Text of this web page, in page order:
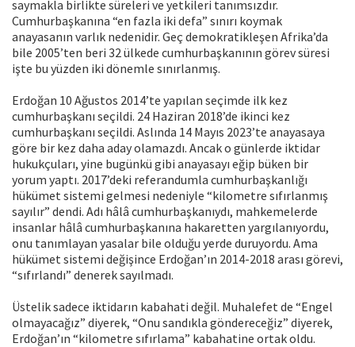
saymakla birlikte süreleri ve yetkileri tanımsızdır.
Cumhurbaşkanına “en fazla iki defa” sınırı koymak
anayasanın varlık nedenidir. Geç demokratikleşen Afrika’da
bile 2005’ten beri 32 ülkede cumhurbaşkanının görev süresi
işte bu yüzden iki dönemle sınırlanmış.
Erdoğan 10 Ağustos 2014’te yapılan seçimde ilk kez
cumhurbaşkanı seçildi. 24 Haziran 2018’de ikinci kez
cumhurbaşkanı seçildi. Aslında 14 Mayıs 2023’te anayasaya
göre bir kez daha aday olamazdı. Ancak o günlerde iktidar
hukukçuları, yine bugünkü gibi anayasayı eğip büken bir
yorum yaptı. 2017’deki referandumla cumhurbaşkanlığı
hükümet sistemi gelmesi nedeniyle “kilometre sıfırlanmış
sayılır” dendi. Adı hâlâ cumhurbaşkanıydı, mahkemelerde
insanlar hâlâ cumhurbaşkanına hakaretten yargılanıyordu,
onu tanımlayan yasalar bile olduğu yerde duruyordu. Ama
hükümet sistemi değişince Erdoğan’ın 2014-2018 arası görevi,
“sıfırlandı” denerek sayılmadı.
Üstelik sadece iktidarın kabahati değil. Muhalefet de “Engel
olmayacağız” diyerek, “Onu sandıkla göndereceğiz” diyerek,
Erdoğan’ın “kilometre sıfırlama” kabahatine ortak oldu.